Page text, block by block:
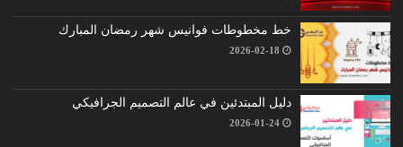
خط مخطوطات فوانيس شهر رمضان المبارك
2026-02-18
دليل المبتدئين في عالم التصميم الجرافيكي
2026-01-24